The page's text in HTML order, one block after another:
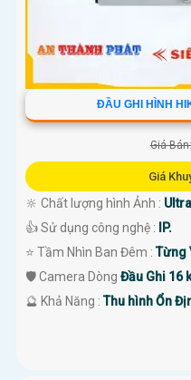
ĐẦU GHI HÌNH
Giá
Giá
🔆 Chất lượng hình Ảnh : Ultra
👍 Sử dụng công nghệ :
IP.
⭐ Tầm Nhìn Ban Đêm :Từng
🛡 Camera Dòng Đầu Ghi 16
️🔮 Khả Năng :Thu hình Ổn